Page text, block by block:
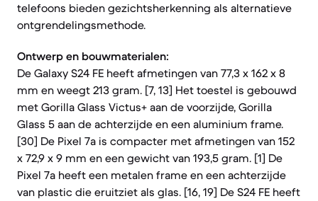
telefoons bieden gezichtsherkenning als alternatieve
ontgrendelingsmethode.
Ontwerp en bouwmaterialen:
De Galaxy S24 FE heeft afmetingen van 77,3 x 162 x 8
mm en weegt 213 gram. [7, 13] Het toestel is gebouwd
met Gorilla Glass Victus+ aan de voorzijde, Gorilla
Glass 5 aan de achterzijde en een aluminium frame.
[30] De Pixel 7a is compacter met afmetingen van 152
x 72,9 x 9 mm en een gewicht van 193,5 gram. [1] De
Pixel 7a heeft een metalen frame en een achterzijde
van plastic die eruitziet als glas. [16, 19] De S24 FE heeft